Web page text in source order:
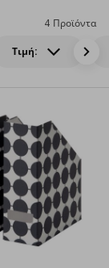
Τιμή:
4 Προϊόντα